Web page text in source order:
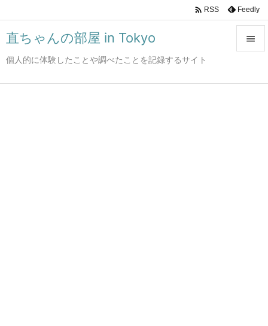
直ちゃんの部屋 in Tokyo
個人的に体験したことや調べたことを記録するサイト

 RSS Feedly